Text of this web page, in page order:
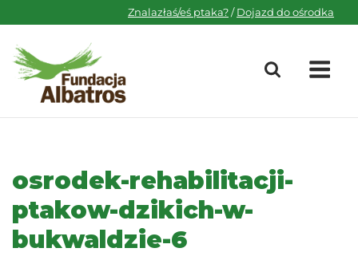
to
content
Znalazłaś/eś ptaka?/Dojazd do ośrodka
osrodek-rehabilitacji-
ptakow-dzikich-w-
bukwaldzie-6